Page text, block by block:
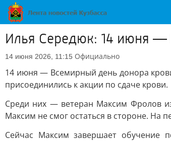
Илья Середюк: 14 июня —
14 июня 2026, 11:15 Официально
14 июня — Всемирный день донора
присоединились к акции по сдаче крови.
Среди них — ветеран Максим Фролов
Максим не смог остаться в стороне. На
Сейчас Максим завершает обучение